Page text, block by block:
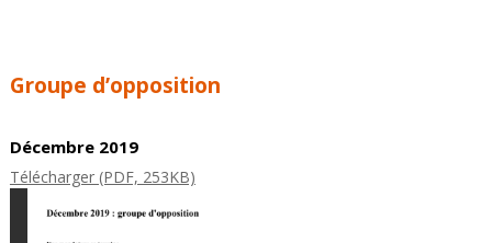
Groupe d’opposition
Décembre 2019
Télécharger (PDF, 253KB)